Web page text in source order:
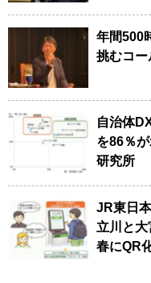
年間500
挑むコー
自治体
を86％
研究所
JR東日
立川と
春にQR